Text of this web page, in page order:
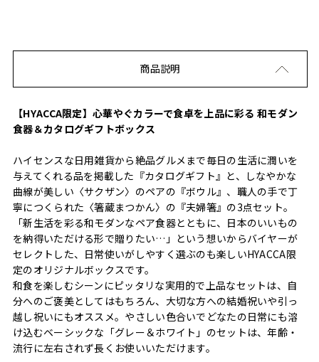
商品説明
【HYACCA限定】心華やぐカラーで食卓を上品に彩る 和モダン
食器＆カタログギフトボックス
ハイセンスな日用雑貨から絶品グルメまで毎日の生活に潤いを
与えてくれる品を掲載した『カタログギフト』と、しなやかな
曲線が美しい〈サクザン〉のペアの『ボウル』、職人の手で丁
寧につくられた〈箸蔵まつかん〉の『夫婦箸』の3点セット。
「新生活を彩る和モダンなペア食器とともに、日本のいいもの
を納得いただける形で贈りたい…」という想いからバイヤーが
セレクトした、日常使いがしやすく選ぶのも楽しいHYACCA限
定のオリジナルボックスです。
和食を楽しむシーンにピッタリな実用的で上品なセットは、自
分へのご褒美としてはもちろん、大切な方への結婚祝いや引っ
越し祝いにもオススメ。やさしい色合いでどなたの日常にも溶
け込むベーシックな「グレー＆ホワイト」のセットは、年齢・
流行に左右されず長くお使いいただけます。